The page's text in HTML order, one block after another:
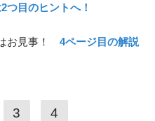
つ目のヒントへ！
お見事！ 4ページ目の解説
3 4